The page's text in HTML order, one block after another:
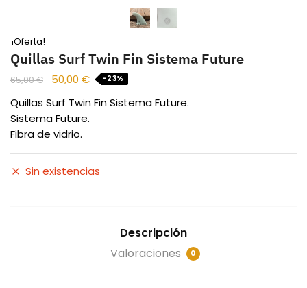
¡Oferta!
Quillas Surf Twin Fin Sistema Future
65,00€ 50,00 € -23%
Quillas Surf Twin Fin Sistema Future.
Sistema Future.
Fibra de vidrio.
Sin existencias
Descripción
Valoraciones
0